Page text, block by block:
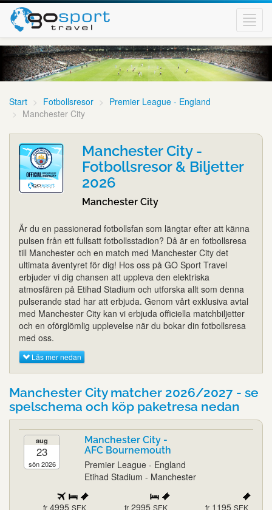
Start Fotbollsresor
Premier League - England
Manchester City
Manchester City -
Fotbollsresor & Biljetter
2026
Manchester City
Är du en passionerad fotbollsfan som längtar efter att känna
pulsen från ett fullsatt fotbollsstadion? Då är en fotbollsresa
till Manchester och en match med Manchester City det
ultimata äventyret för dig! Hos oss på GO Sport Travel
erbjuder vi dig chansen att uppleva den elektriska
atmosfären på Etihad Stadium och utforska allt som denna
pulserande stad har att erbjuda. Genom vårt exklusiva avtal
med Manchester City kan vi erbjuda officiella matchbiljetter
och en oförglömlig upplevelse när du bokar din fotbollsresa
med oss.
Läs mer nedan
Manchester City matcher 2026/2027 - se
spelschema och köp paketresa nedan
aug
23
sön 2026
Manchester City -
AFC Bournemouth
Premier League - England
Etihad Stadium - Manchester
fr 4995 SEK fr 2995 SEK fr 1195 SEK